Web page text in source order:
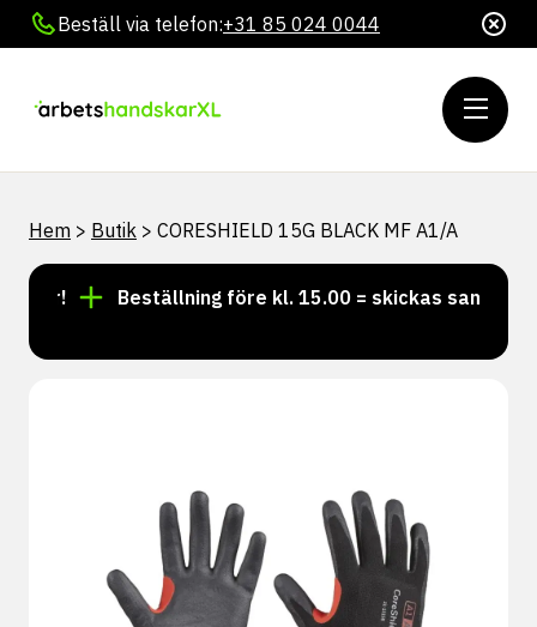
Beställ via telefon:+31 85 024 0044
Hem > Butik > CORESHIELD 15G BLACK MF A1/A
Beställning före kl. 15.00 = skickas samma dag